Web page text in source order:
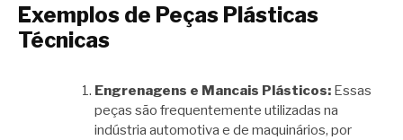
Exemplos de Peças Plásticas
Técnicas
Engrenagens e Mancais Plásticos: Essas
peças são frequentemente utilizadas na
indústria automotiva e de maquinários, por